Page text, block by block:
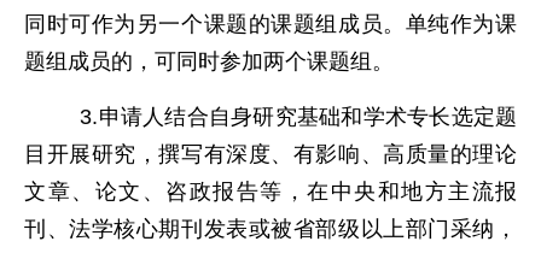
同时可作为另一个课题的课题组成员。单纯作为课
题组成员的，可同时参加两个课题组。
3.申请人结合自身研究基础和学术专长选定题
目开展研究，撰写有深度、有影响、高质量的理论
文章、论文、咨政报告等，在中央和地方主流报
刊、法学核心期刊发表或被省部级以上部门采纳，